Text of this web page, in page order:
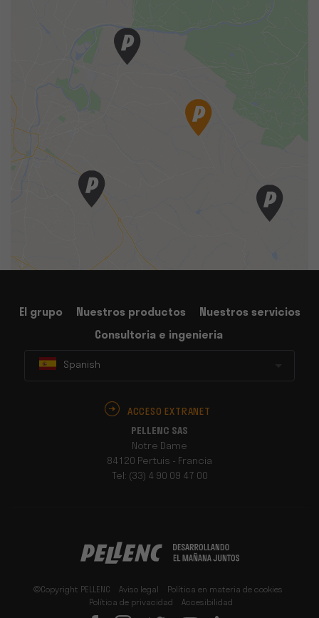
El grupo Nuestros productos
Nuestros servicios
Consultoria e ingenieria
Spanish
ACCESO EXTRANET
PELLENC SAS
Notre Dame
84120 Pertuis - Francia
Tel: (33) 4 90 09 47 00
©Copyright PELLENC Aviso legal
Política en materia de cookies
Política de privacidad
Accesibilidad